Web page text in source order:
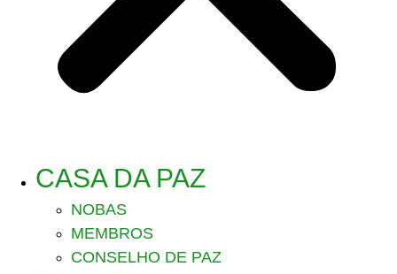
CASA DA PAZ
NOBAS
MEMBROS
CONSELHO DE PAZ